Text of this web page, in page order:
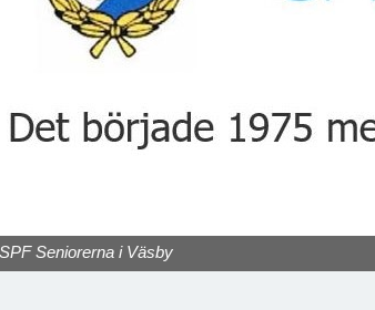
Seniorerna i Väsby